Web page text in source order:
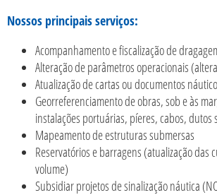
Nossos principais serviços:
Acompanhamento e fiscalização de
Alteração de parâmetros operacionais
Atualização de cartas ou documentos
Georreferenciamento de obras, sob e às
instalações portuárias, píeres, cabos, dutos
Mapeamento de estruturas submersas
Reservatórios e barragens (atualização das
volume)
Subsidiar projetos de sinalização náutica